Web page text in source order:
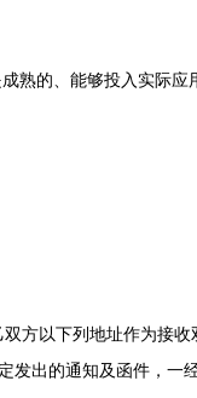
熟的、能够投入实际应
方以下列地址作为接
发出的通知及函件，一